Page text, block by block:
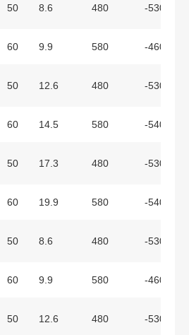
50 8.6 480 -530
60 9.9 580 -460
50 12.6 480 -530
60 14.5 580 -540
50 17.3 480 -530
60 19.9 580 -540
50 8.6 480 -530
60 9.9 580 -460
50 12.6 480 -530